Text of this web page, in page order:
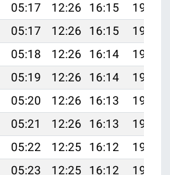
05:17 12:26 16:15
19:26
05:17 12:26 16:15
19:25
05:18 12:26 16:14
19:24
05:19 12:26 16:14
19:23
05:20 12:26 16:13
19:21
05:21 12:26 16:13
19:20
05:22 12:25 16:12
19:19
05:23 12:25 16:12
19:18